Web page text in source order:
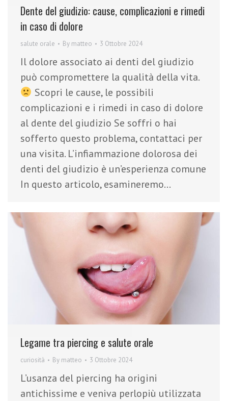
Dente del giudizio: cause, complicazioni e rimedi
in caso di dolore
salute orale By matteo 3 Ottobre 2024
Il dolore associato ai denti del giudizio
può compromettere la qualità della vita.
Scopri le cause, le possibili
complicazioni e i rimedi in caso di dolore
al dente del giudizio Se soffri o hai
sofferto questo problema, contattaci per
una visita. L’infiammazione dolorosa dei
denti del giudizio è un’esperienza comune
In questo articolo, esamineremo…
Legame tra piercing e salute orale
curiosità By matteo 3 Ottobre 2024
L’usanza del piercing ha origini
antichissime e veniva perlopiù utilizzata